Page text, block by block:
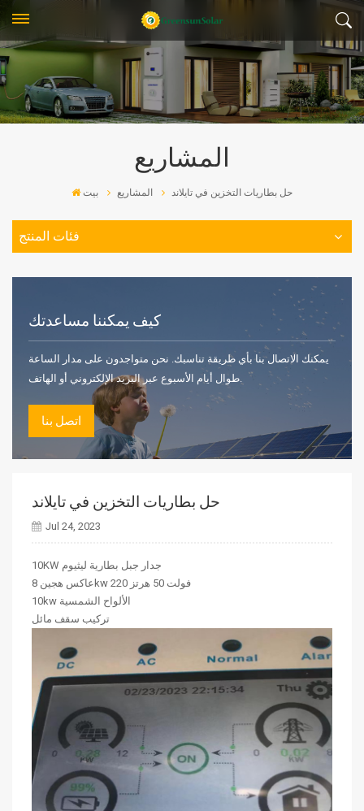
المشاريع
بيت المشاريع حل بطاريات التخزين في تايلاند
فئات المنتج
كيف يمكننا مساعدتك
يمكنك الاتصال بنا بأي طريقة تناسبك. نحن متواجدون على مدار الساعة
طوال أيام الأسبوع عبر البريد الإلكتروني أو الهاتف.
اتصل بنا
حل بطاريات التخزين في تايلاند
Jul 24, 2023
10KW جدار جبل بطارية ليثيوم
عاكس هجين 8kw 220 فولت 50 هرتز
10kw الألواح الشمسية
تركيب سقف مائل